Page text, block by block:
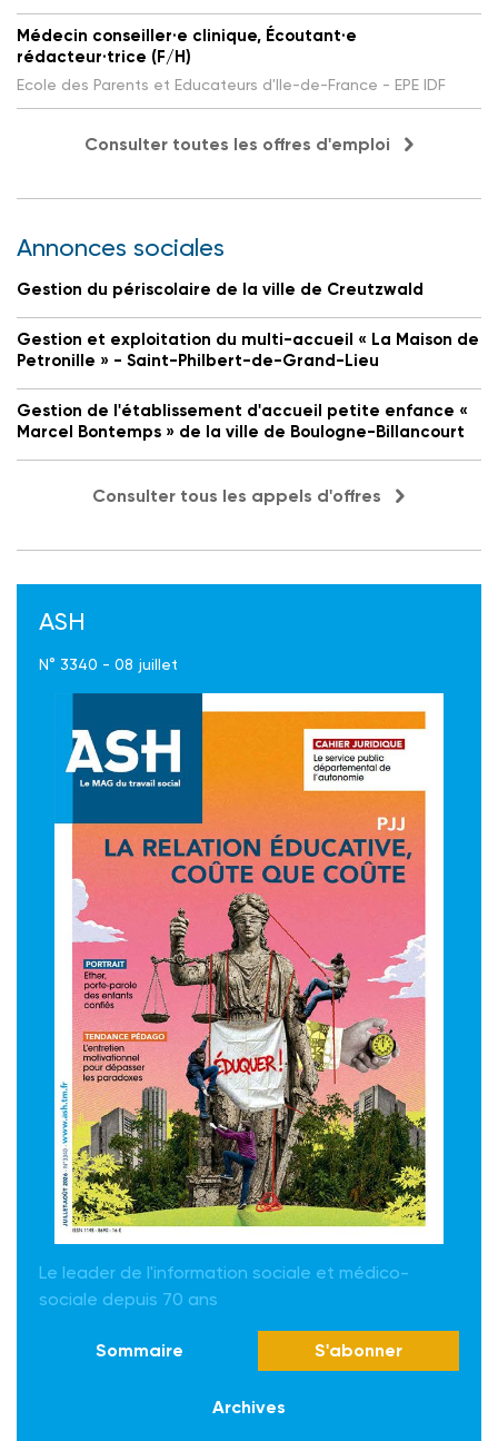
Médecin conseiller·e clinique, Écoutant·e
rédacteur·trice (F/H)
Ecole des Parents et Educateurs d'Ile-de-France - EPE IDF
Consulter toutes les offres d'emploi
Annonces sociales
Gestion du périscolaire de la ville de Creutzwald
Gestion et exploitation du multi-accueil « La Maison de
Petronille » - Saint-Philbert-de-Grand-Lieu
Gestion de l'établissement d'accueil petite enfance «
Marcel Bontemps » de la ville de Boulogne-Billancourt
Consulter tous les appels d'offres
ASH
N° 3340 - 08 juillet
Le leader de l'information sociale et médico-
sociale depuis 70 ans
Sommaire S'abonner
Archives